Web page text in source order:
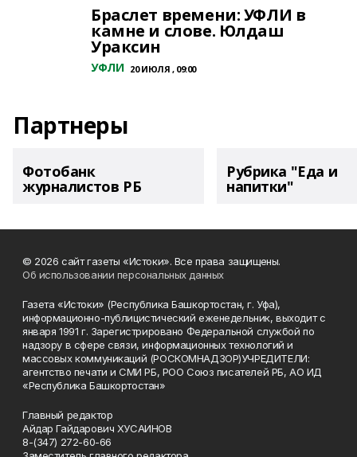
Браслет времени: УФЛИ в
камне и слове. Юлдаш
Ураксин
УФЛИ 20 ИЮЛЯ , 09:00
Партнеры
Фотобанк
журналистов РБ
Рубрика "Еда и
напитки"
© 2026 сайт газеты «Истоки». Все права защищены.
Об использовании персональных данных
Газета «Истоки» (Республика Башкортостан, г. Уфа),
информационно-публицистический еженедельник, выходит с
января 1991 г. Зарегистрировано Федеральной службой по
надзору в сфере связи, информационных технологий и
массовых коммуникаций (РОСКОМНАДЗОР)УЧРЕДИТЕЛИ:
агентство печати и СМИ РБ, РОО Союз писателей РБ, АО ИД
«Республика Башкортостан»
Главный редактор
Айдар Гайдарович ХУСАИНОВ
8-(347) 272-60-66